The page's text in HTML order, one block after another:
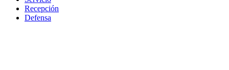
Recepción
Defensa